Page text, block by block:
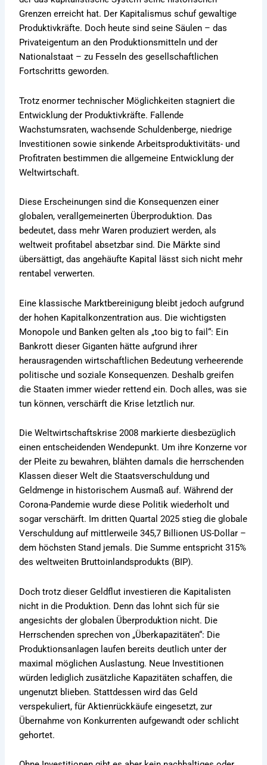
Grenzen erreicht hat. Der Kapitalismus schuf gewaltige
Produktivkräfte. Doch heute sind seine Säulen – das
Privateigentum an den Produktionsmitteln und der
Nationalstaat – zu Fesseln des gesellschaftlichen
Fortschritts geworden.
Trotz enormer technischer Möglichkeiten stagniert die
Entwicklung der Produktivkräfte. Fallende
Wachstumsraten, wachsende Schuldenberge, niedrige
Investitionen sowie sinkende Arbeitsproduktivitäts- und
Profitraten bestimmen die allgemeine Entwicklung der
Weltwirtschaft.
Diese Erscheinungen sind die Konsequenzen einer
globalen, verallgemeinerten Überproduktion. Das
bedeutet, dass mehr Waren produziert werden, als
weltweit profitabel absetzbar sind. Die Märkte sind
übersättigt, das angehäufte Kapital lässt sich nicht mehr
rentabel verwerten.
Eine klassische Marktbereinigung bleibt jedoch aufgrund
der hohen Kapitalkonzentration aus. Die wichtigsten
Monopole und Banken gelten als „too big to fail“: Ein
Bankrott dieser Giganten hätte aufgrund ihrer
herausragenden wirtschaftlichen Bedeutung verheerende
politische und soziale Konsequenzen. Deshalb greifen
die Staaten immer wieder rettend ein. Doch alles, was sie
tun können, verschärft die Krise letztlich nur.
Die Weltwirtschaftskrise 2008 markierte diesbezüglich
einen entscheidenden Wendepunkt. Um ihre Konzerne vor
der Pleite zu bewahren, blähten damals die herrschenden
Klassen dieser Welt die Staatsverschuldung und
Geldmenge in historischem Ausmaß auf. Während der
Corona-Pandemie wurde diese Politik wiederholt und
sogar verschärft. Im dritten Quartal 2025 stieg die globale
Verschuldung auf mittlerweile 345,7 Billionen US-Dollar –
dem höchsten Stand jemals. Die Summe entspricht 315%
des weltweiten Bruttoinlandsprodukts (BIP).
Doch trotz dieser Geldflut investieren die Kapitalisten
nicht in die Produktion. Denn das lohnt sich für sie
angesichts der globalen Überproduktion nicht. Die
Herrschenden sprechen von „Überkapazitäten“: Die
Produktionsanlagen laufen bereits deutlich unter der
maximal möglichen Auslastung. Neue Investitionen
würden lediglich zusätzliche Kapazitäten schaffen, die
ungenutzt blieben. Stattdessen wird das Geld
verspekuliert, für Aktienrückkäufe eingesetzt, zur
Übernahme von Konkurrenten aufgewandt oder schlicht
gehortet.